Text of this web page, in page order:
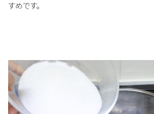
すめです。